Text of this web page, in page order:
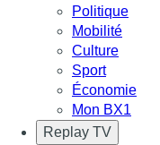
Politique
Mobilité
Culture
Sport
Économie
Mon BX1
Replay TV